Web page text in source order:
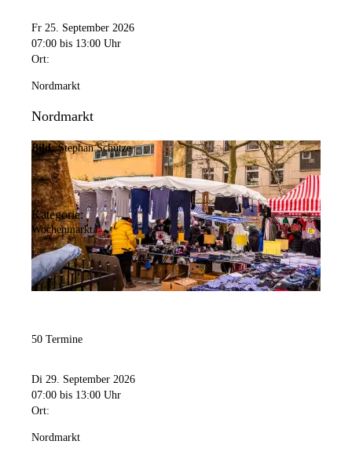
Fr 25. September 2026
07:00 bis 13:00 Uhr
Ort:
Nordmarkt
Nordmarkt
Bild: Stephan Schütze
Kategorie:
Wochenmarkt
50 Termine
Di 29. September 2026
07:00 bis 13:00 Uhr
Ort:
Nordmarkt